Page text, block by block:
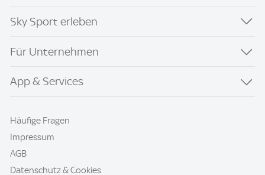
Sky Sport erleben
Für Unternehmen
App & Services
Häufige Fragen
Impressum
AGB
Datenschutz & Cookies